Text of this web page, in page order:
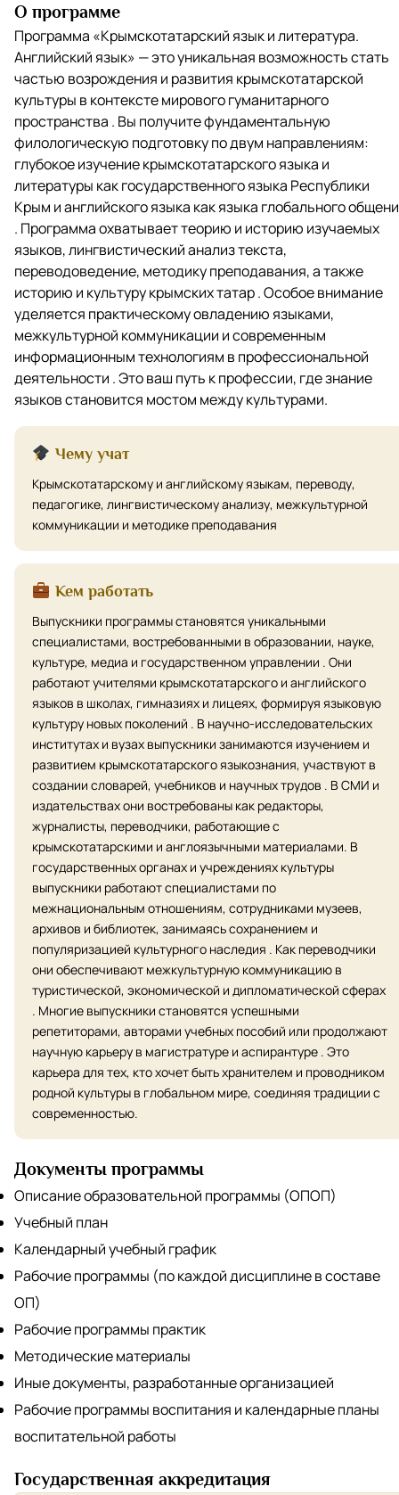
О программе
Программа «Крымскотатарский язык и литература.
Английский язык» — это уникальная возможность стать
частью возрождения и развития крымскотатарской
культуры в контексте мирового гуманитарного
пространства . Вы получите фундаментальную
филологическую подготовку по двум направлениям:
глубокое изучение крымскотатарского языка и
литературы как государственного языка Республики
Крым и английского языка как языка глобального
. Программа охватывает теорию и историю изучаемых
языков, лингвистический анализ текста,
переводоведение, методику преподавания, а также
историю и культуру крымских татар . Особое внимание
уделяется практическому овладению языками,
межкультурной коммуникации и современным
информационным технологиям в профессиональной
деятельности . Это ваш путь к профессии, где знание
языков становится мостом между культурами.
Чему учат
Крымскотатарскому и английскому языкам, переводу,
педагогике, лингвистическому анализу, межкультурной
коммуникации и методике преподавания
Кем работать
Выпускники программы становятся уникальными
специалистами, востребованными в образовании, науке,
культуре, медиа и государственном управлении . Они
работают учителями крымскотатарского и английского
языков в школах, гимназиях и лицеях, формируя языковую
культуру новых поколений . В научно-исследовательских
институтах и вузах выпускники занимаются изучением и
развитием крымскотатарского языкознания, участвуют в
создании словарей, учебников и научных трудов . В СМИ и
издательствах они востребованы как редакторы,
журналисты, переводчики, работающие с
крымскотатарскими и англоязычными материалами. В
государственных органах и учреждениях культуры
выпускники работают специалистами по
межнациональным отношениям, сотрудниками музеев,
архивов и библиотек, занимаясь сохранением и
популяризацией культурного наследия . Как переводчики
они обеспечивают межкультурную коммуникацию в
туристической, экономической и дипломатической сферах
. Многие выпускники становятся успешными
репетиторами, авторами учебных пособий или продолжают
научную карьеру в магистратуре и аспирантуре . Это
карьера для тех, кто хочет быть хранителем и проводником
родной культуры в глобальном мире, соединяя традиции с
современностью.
Документы программы
Описание образовательной программы (ОПОП)
Учебный план
Календарный учебный график
Рабочие программы (по каждой дисциплине в составе
ОП)
Рабочие программы практик
Методические материалы
Иные документы, разработанные организацией
Рабочие программы воспитания и календарные планы
воспитательной работы
Государственная аккредитация